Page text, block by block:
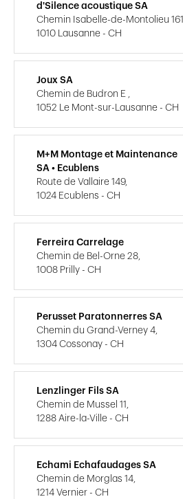
d'Silence acoustique SA
Chemin Isabelle-de-Montolieu 161,
1010 Lausanne - CH
Joux SA
Chemin de Budron E ,
1052 Le Mont-sur-Lausanne - CH
M+M Montage et Maintenance
SA • Ecublens
Route de Vallaire 149,
1024 Ecublens - CH
Ferreira Carrelage
Chemin de Bel-Orne 28,
1008 Prilly - CH
Perusset Paratonnerres SA
Chemin du Grand-Verney 4,
1304 Cossonay - CH
Lenzlinger Fils SA
Chemin de Mussel 11,
1288 Aire-la-Ville - CH
Echami Echafaudages SA
Chemin de Morglas 14,
1214 Vernier - CH